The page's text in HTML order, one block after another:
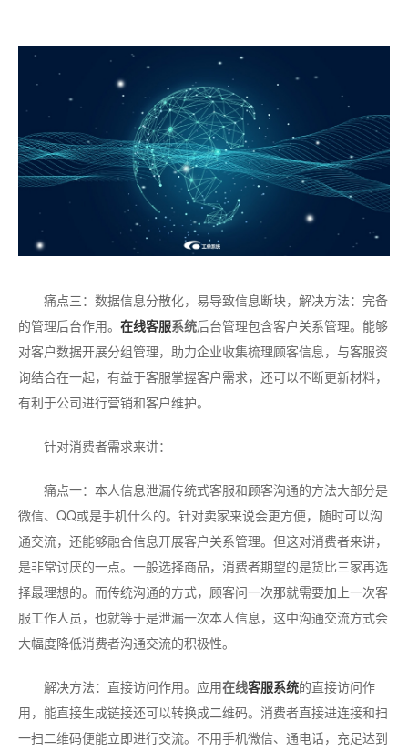
痛点三：数据信息分散化，易导致信息断块，解决方法：完备
的管理后台作用。 在线客服系统后台管理包含客户关系管理。能够
对客户数据开展分组管理，助力企业收集梳理顾客信息，与客服资
询结合在一起，有益于客服掌握客户需求，还可以不断更新材料，
有利于公司进行营销和客户维护。
针对消费者需求来讲：
痛点一：本人信息泄漏传统式客服和顾客沟通的方法大部分是
微信、QQ或是手机什么的。针对卖家来说会更方便，随时可以沟
通交流，还能够融合信息开展客户关系管理。但这对消费者来讲，
是非常讨厌的一点。一般选择商品，消费者期望的是货比三家再选
择最理想的。而传统沟通的方式，顾客问一次那就需要加上一次客
服工作人员，也就等于是泄漏一次本人信息，这中沟通交流方式会
大幅度降低消费者沟通交流的积极性。
解决方法：直接访问作用。应用在线客服系统的直接访问作
用，能直接生成链接还可以转换成二维码。消费者直接进连接和扫
一扫二维码便能立即进行交流。不用手机微信、通电话，充足达到